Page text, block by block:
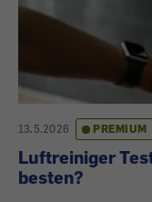
13.5.2026 PREMIUM
Luftreiniger
besten?